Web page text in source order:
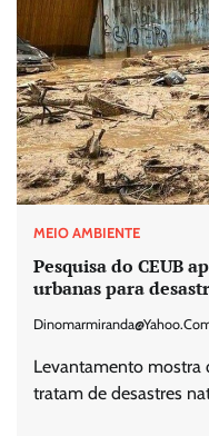
MEIO AMBIENTE
Pesquisa do CEUB
urbanas para
Levantamento mostra
tratam de desastres